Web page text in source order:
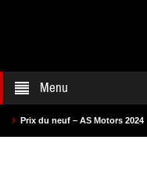
Menu
– AS Motors 2024 Prix du